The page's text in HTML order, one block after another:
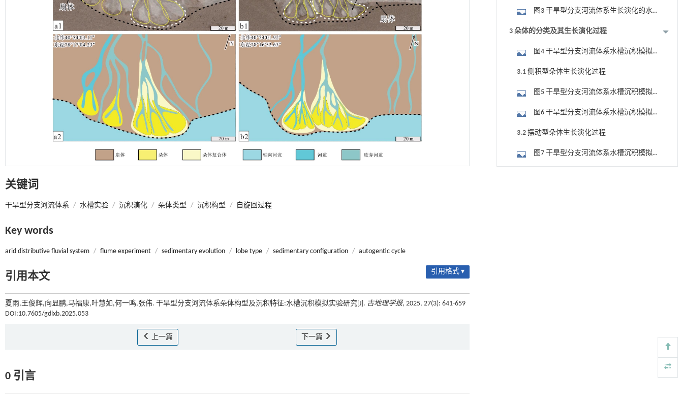
关键词
干旱型分支河流体系 / 水槽实验 / 沉积演化 / 朵体类型 / 沉积构型 / 自旋回过程
Key words
arid distributive fluvial system / flume experiment / sedimentary evolution / lobe type / sedimentary configuration / autogentic cycle
引用本文 引用格式 ▾
夏雨,王俊辉,向显鹏,马福康,叶慧如,何一鸣,张伟. 干旱型分支河流体系朵体构型及沉积特征:水槽沉积模拟实验研究[J]. 古地理学报, 2025, 27(3): 641-659
DOI:10.7605/gdlxb.2025.053
上一篇 下一篇
0 引言
图3 干旱型分支河流体系生长演化的水
槽沉积模拟实验结果
3 朵体的分类及其生长演化过程
图4 干旱型分支河流体系水槽沉积模拟
实验中形成的3种类型朵体
3.1 侧积型朵体生长演化过程
图5 干旱型分支河流体系水槽沉积模拟
实验中第225~285 min的侧积型朵体生长发
图6 干旱型分支河流体系水槽沉积模拟
实验中的侧积型朵体内部构型
3.2 摆动型朵体生长演化过程
图7 干旱型分支河流体系水槽沉积模拟
实验中第825~870 min的摆动型朵体生长发